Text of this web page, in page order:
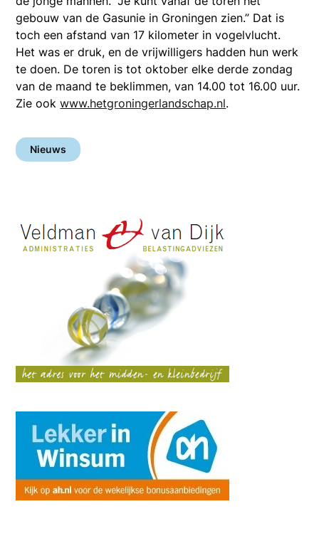
gebouw van de Gasunie in Groningen zien.” Dat is
toch een afstand van 17 kilometer in vogelvlucht.
Het was er druk, en de vrijwilligers hadden hun werk
te doen. De toren is tot oktober elke derde zondag
van de maand te beklimmen, van 14.00 tot 16.00 uur.
Zie ookwww.hetgroningerlandschap.nl.
Nieuws